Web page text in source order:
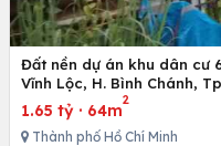
Đất nền dự án khu dân cư
Vĩnh Lộc, H. Bình Chánh,
1.65 tỷ · 64m
2
Thành phố Hồ Chí Minh